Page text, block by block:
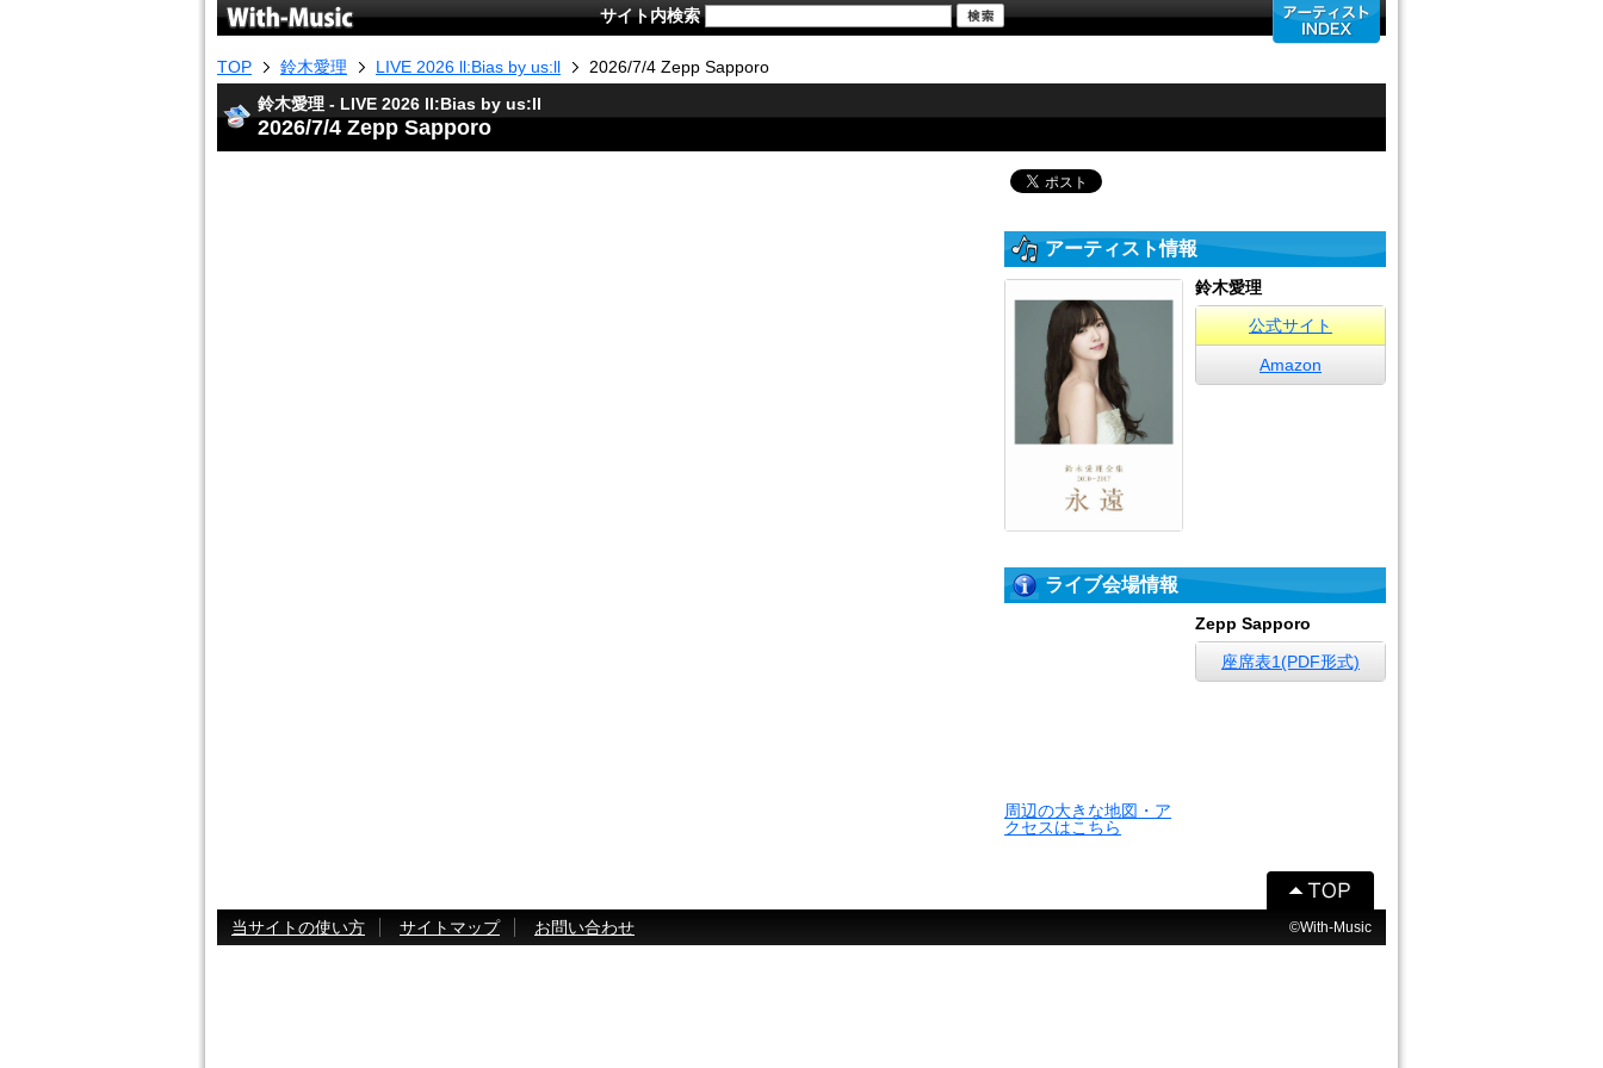
サイト内検索
TOP 鈴木愛理 LIVE 2026 ll:Bias by us:ll
2026/7/4 Zepp Sapporo
鈴木愛理 - LIVE 2026 ll:Bias by us:ll
2026/7/4 Zepp Sapporo
アーティスト情報
鈴木愛理
公式サイト
Amazon
ライブ会場情報
周辺の大きな地図・ア
クセスはこちら
Zepp Sapporo
座席表1(PDF形式)
当サイトの使い方 サイトマップ お問い合わせ ©With-Music